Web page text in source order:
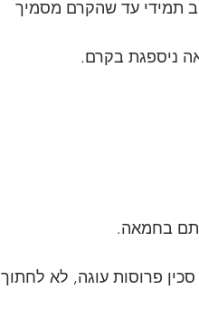
תמידי עד שהקרם מסמיך
בחמאה.
פרוסות עוגה, לא לחתוך